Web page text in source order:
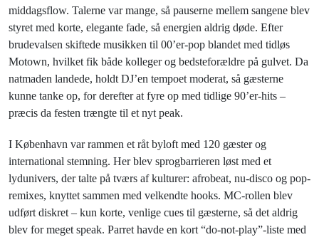
middagsflow. Talerne var mange, så pauserne mellem sangene blev
styret med korte, elegante fade, så energien aldrig døde. Efter
brudevalsen skiftede musikken til 00’er-pop blandet med tidløs
Motown, hvilket fik både kolleger og bedsteforældre på gulvet. Da
natmaden landede, holdt DJ’en tempoet moderat, så gæsterne
kunne tanke op, for derefter at fyre op med tidlige 90’er-hits –
præcis da festen trængte til et nyt peak.
I København var rammen et råt byloft med 120 gæster og
international stemning. Her blev sprogbarrieren løst med et
lydunivers, der talte på tværs af kulturer: afrobeat, nu-disco og pop-
remixes, knyttet sammen med velkendte hooks. MC-rollen blev
udført diskret – kun korte, venlige cues til gæsterne, så det aldrig
blev for meget speak. Parret havde en kort “do-not-play”-liste med